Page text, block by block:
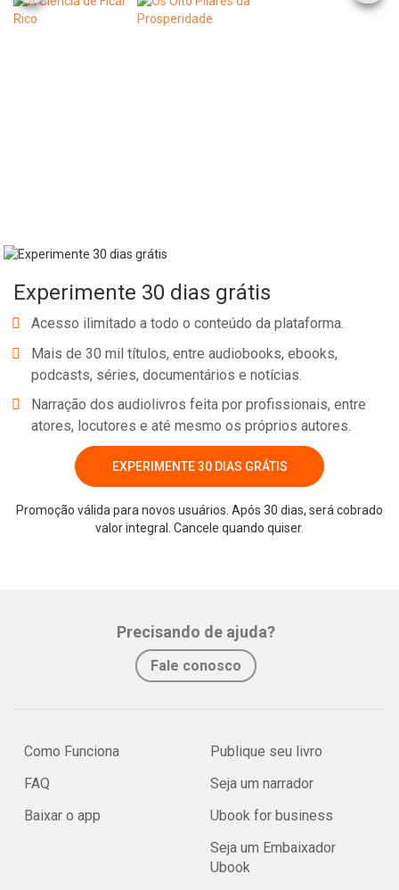
Experimente 30 dias grátis
Acesso ilimitado a todo o conteúdo da plataforma.
Mais de 30 mil títulos, entre audiobooks, ebooks,
podcasts, séries, documentários e notícias.
Narração dos audiolivros feita por profissionais, entre
atores, locutores e até mesmo os próprios autores.
EXPERIMENTE 30 DIAS GRÁTIS
Promoção válida para novos usuários. Após 30 dias, será cobrado
valor integral. Cancele quando quiser.
Precisando de ajuda?
Fale conosco
Como Funciona
FAQ
Baixar o app
Publique seu livro
Seja um narrador
Ubook for business
Seja um Embaixador
Ubook